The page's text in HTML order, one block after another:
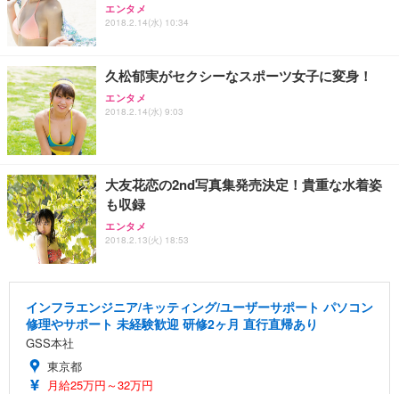
エンタメ
2018.2.14(水) 10:34
久松郁実がセクシーなスポーツ女子に変身！
エンタメ
2018.2.14(水) 9:03
大友花恋の2nd写真集発売決定！貴重な水着姿
も収録
エンタメ
2018.2.13(火) 18:53
インフラエンジニア/キッティング/ユーザーサポート パソコン
修理やサポート 未経験歓迎 研修2ヶ月 直行直帰あり
GSS本社
東京都
月給25万円～32万円